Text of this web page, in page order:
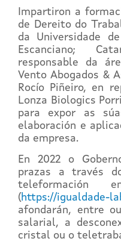
Impartiron a
de Dereito do
da Universidade
Escanciano;
responsable da
Vento Abogados &
Rocío Piñeiro, en
Lonza Biologics
para expor as
elaboración e
da empresa.
En 2022 o
prazas a través
teleformación
( https://igualdade-
afondarán, entre
salarial, a
cristal ou o